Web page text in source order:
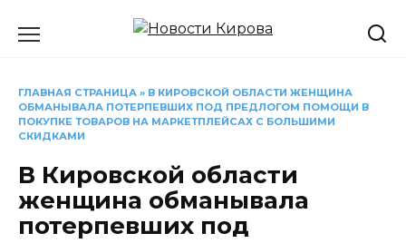
ГЛАВНАЯ СТРАНИЦА » В КИРОВСКОЙ ОБЛАСТИ ЖЕНЩИНА
ОБМАНЫВАЛА ПОТЕРПЕВШИХ ПОД ПРЕДЛОГОМ ПОМОЩИ В
ПОКУПКЕ ТОВАРОВ НА МАРКЕТПЛЕЙСАХ С БОЛЬШИМИ
СКИДКАМИ
В Кировской области
женщина обманывала
потерпевших под